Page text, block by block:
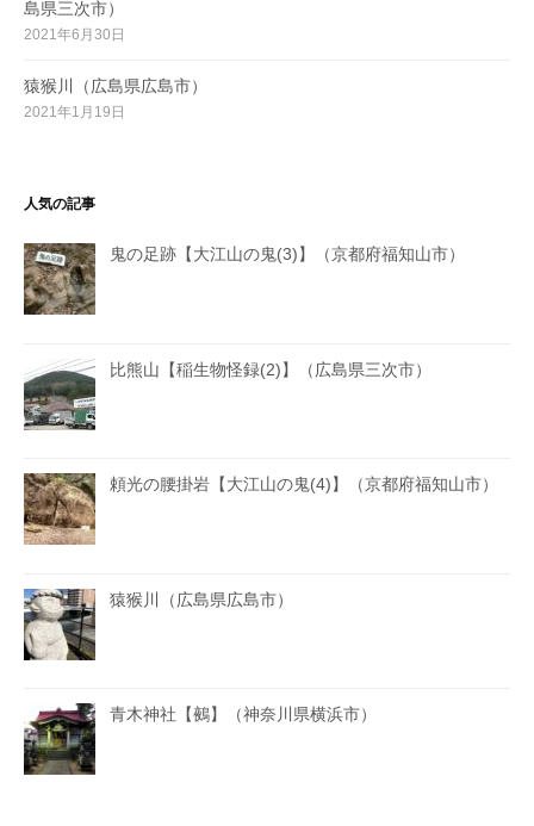
島県三次市）
2021年6月30日
猿猴川（広島県広島市）
2021年1月19日
人気の記事
鬼の足跡【大江山の鬼(3)】（京都府福知山市）
比熊山【稲生物怪録(2)】（広島県三次市）
頼光の腰掛岩【大江山の鬼(4)】（京都府福知山市）
猿猴川（広島県広島市）
青木神社【鵺】（神奈川県横浜市）